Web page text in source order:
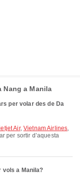
Nang a Manila
per volar des de Da
Air, Vietnam Airlines,
per sortir d’aquesta
vols a Manila?